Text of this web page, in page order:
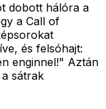
dobott hálóra a
a Call of
és felsóhajt:
enginnel!" Aztán
sátrak